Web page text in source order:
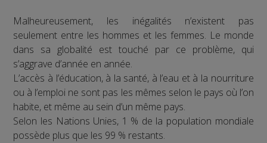
Malheureusement, les inégalités n’existent pas
seulement entre les hommes et les femmes. Le monde
dans sa globalité est touché par ce problème, qui
s’aggrave d’année en année.
L’accès à l’éducation, à la santé, à l’eau et à la nourriture
ou à l’emploi ne sont pas les mêmes selon le pays où l’on
habite, et même au sein d’un même pays.
Selon les Nations Unies, 1 % de la population mondiale
possède plus que les 99 % restants.